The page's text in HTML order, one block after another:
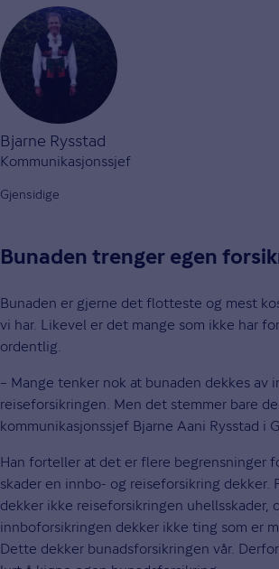
Bjarne Rysstad
Kommunikasjonssjef
Gjensidige
Bunaden trenger egen
Bunaden er gjerne det flotteste og mest
vi har. Likevel er det mange som ikke har
ordentlig.
– Mange tenker nok at bunaden dekkes av
reiseforsikringen. Men det stemmer bare
kommunikasjonssjef Bjarne Aani Rysstad i
Han forteller at det er flere begrensninger
skader en innbo- og reiseforsikring dekker.
dekker ikke reiseforsikringen uhellsskader,
innboforsikringen dekker ikke ting som er
Dette dekker bunadsforsikringen vår.